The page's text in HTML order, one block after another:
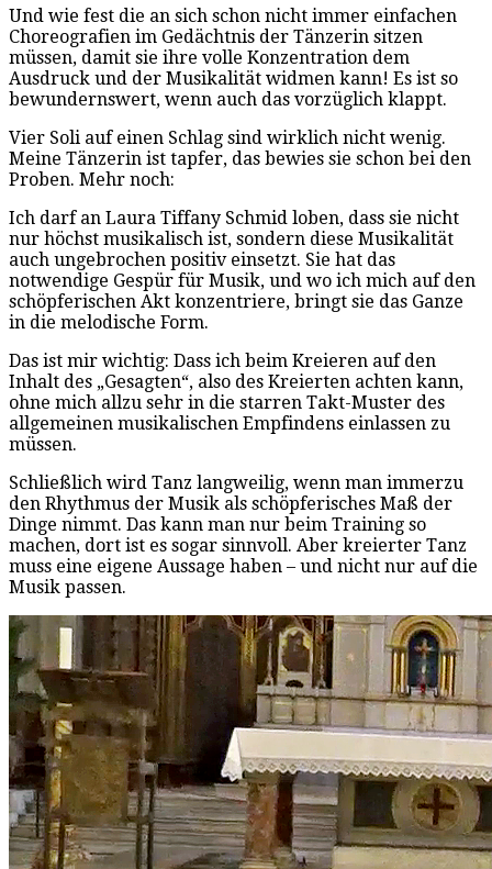
Und wie fest die an sich schon nicht immer einfachen
Choreografien im Gedächtnis der Tänzerin sitzen
müssen, damit sie ihre volle Konzentration dem
Ausdruck und der Musikalität widmen kann! Es ist so
bewundernswert, wenn auch das vorzüglich klappt.
Vier Soli auf einen Schlag sind wirklich nicht wenig.
Meine Tänzerin ist tapfer, das bewies sie schon bei den
Proben. Mehr noch:
Ich darf an Laura Tiffany Schmid loben, dass sie nicht
nur höchst musikalisch ist, sondern diese Musikalität
auch ungebrochen positiv einsetzt. Sie hat das
notwendige Gespür für Musik, und wo ich mich auf den
schöpferischen Akt konzentriere, bringt sie das Ganze
in die melodische Form.
Das ist mir wichtig: Dass ich beim Kreieren auf den
Inhalt des „Gesagten“, also des Kreierten achten kann,
ohne mich allzu sehr in die starren Takt-Muster des
allgemeinen musikalischen Empfindens einlassen zu
müssen.
Schließlich wird Tanz langweilig, wenn man immerzu
den Rhythmus der Musik als schöpferisches Maß der
Dinge nimmt. Das kann man nur beim Training so
machen, dort ist es sogar sinnvoll. Aber kreierter Tanz
muss eine eigene Aussage haben – und nicht nur auf die
Musik passen.